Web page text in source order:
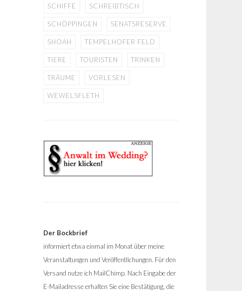
SCHIFFE SCHREIBTISCH
SCHÖPPINGEN SENATSRESERVE
SHOAH TEMPELHOFER FELD
TIERE TOURISTEN TRINKEN
TRÄUME VORLESEN
WEWELSFLETH
Der Bockbrief
informiert etwa einmal im Monat über meine
Veranstaltungen und Veröffentlichungen. Für den
Versand nutze ich MailChimp. Nach Eingabe der
E-Mailadresse erhalten Sie eine Bestätigung, die